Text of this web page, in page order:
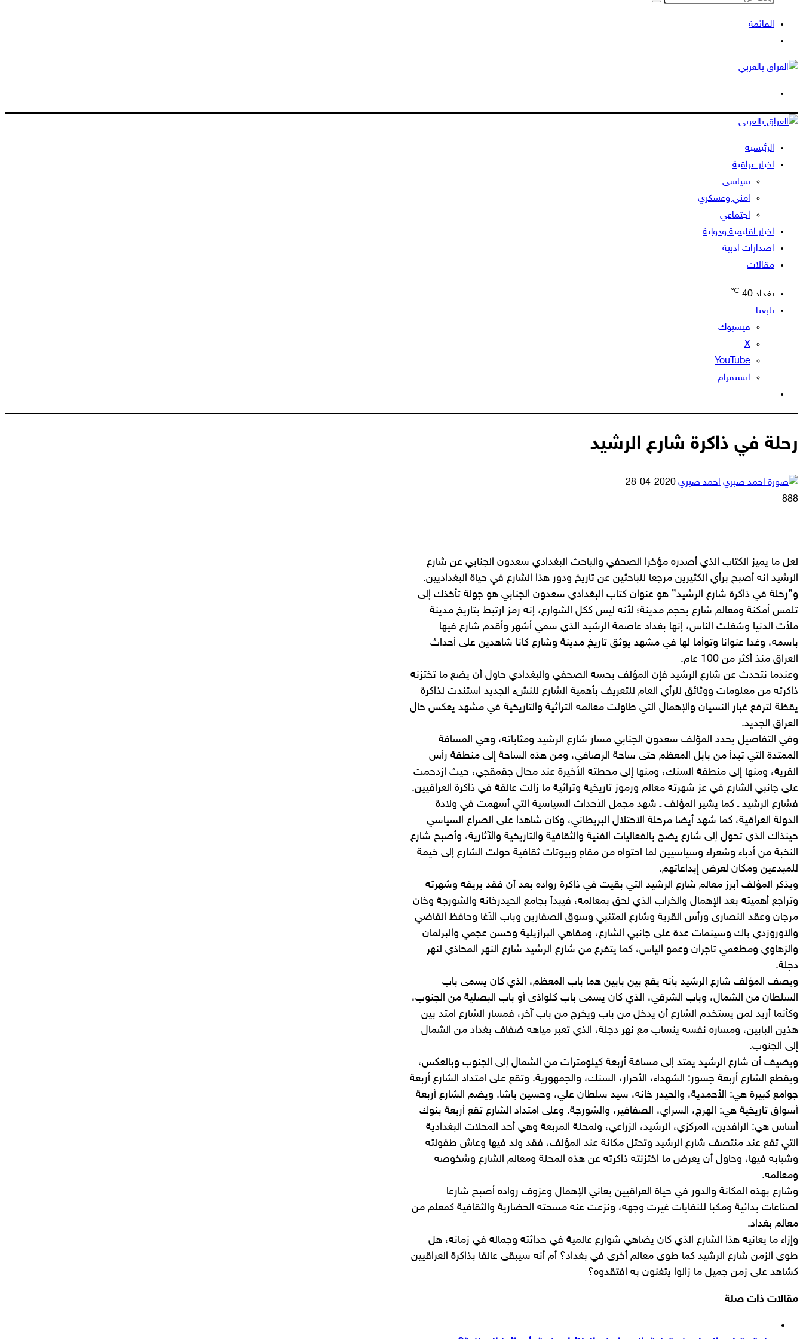
بحث
القائمة
المظلم
الرئيسية
اخبار عراقية
سياسي
امني وعسكري
اجتماعي
اخبار اقليمية ودولية
اصدارات ادبية
مقالات
بغداد 40
℃
تابعنا
فيسبوك
‫X
‫YouTube
انستقرام
المظلم
رحلة في ذاكرة شارع الرشيد
احمد صبري أرسل
2020-04-28
888
لعل ما يميز الكتاب الذي أصدره مؤخرا الصحفي والباحث البغدادي سعدون الجنابي عن شارع
الرشيد انه أصبح برأي الكثيرين مرجعا للباحثين عن تاريخ ودور هذا الشارع في حياة البغداديين.
و”رحلة في ذاكرة شارع الرشيد” هو عنوان كتاب البغدادي سعدون الجنابي هو جولة تأخذك إلى
تلمس أمكنة ومعالم شارع بحجم مدينة؛ لأنه ليس ككل الشوارع، إنه رمز ارتبط بتاريخ مدينة
ملأت الدنيا وشغلت الناس، إنها بغداد عاصمة الرشيد الذي سمي أشهر وأقدم شارع فيها
باسمه، وغدا عنوانا وتوأما لها في مشهد يوثق تاريخ مدينة وشارع كانا شاهدين على أحداث
العراق منذ أكثر من 100 عام.
وعندما نتحدث عن شارع الرشيد فإن المؤلف بحسه الصحفي والبغدادي حاول أن يضع ما تختزنه
ذاكرته من معلومات ووثائق للرأي العام للتعريف بأهمية الشارع للنشء الجديد استندت لذاكرة
يقظة لترفع غبار النسيان والإهمال التي طاولت معالمه التراثية والتاريخية في مشهد يعكس حال
العراق الجديد.
وفي التفاصيل يحدد المؤلف سعدون الجنابي مسار شارع الرشيد ومثاباته، وهي المسافة
الممتدة التي تبدأ من بابل المعظم حتى ساحة الرصافي، ومن هذه الساحة إلى منطقة رأس
القرية، ومنها إلى منطقة السنك، ومنها إلى محطته الأخيرة عند محال جقمقجي، حيث ازدحمت
على جانبي الشارع في عز شهرته معالم ورموز تاريخية وتراثية ما زالت عالقة في ذاكرة العراقيين.
فشارع الرشيد ـ كما يشير المؤلف ـ شهد مجمل الأحداث السياسية التي أسهمت في ولادة
الدولة العراقية، كما شهد أيضا مرحلة الاحتلال البريطاني، وكان شاهدا على الصراع السياسي
حينذاك الذي تحول إلى شارع يضج بالفعاليات الفنية والثقافية والتاريخية والآثارية، وأصبح شارع
النخبة من أدباء وشعراء وسياسيين لما احتواه من مقاهٍ وبيوتات ثقافية حولت الشارع إلى خيمة
للمبدعين ومكان لعرض إبداعاتهم.
ويذكر المؤلف أبرز معالم شارع الرشيد التي بقيت في ذاكرة رواده بعد أن فقد بريقه وشهرته
وتراجع أهميته بعد الإهمال والخراب الذي لحق بمعالمه، فيبدأ بجامع الحيدرخانه والشورجة وخان
مرجان وعقد النصارى ورأس القرية وشارع المتنبي وسوق الصفارين وباب الآغا وحافظ القاضي
والاوروزدي باك وسينمات عدة على جانبي الشارع، ومقاهي البرازيلية وحسن عجمي والبرلمان
والزهاوي ومطعمي تاجران وعمو الياس، كما يتفرع من شارع الرشيد شارع النهر المحاذي لنهر
دجلة.
ويصف المؤلف شارع الرشيد بأنه يقع بين بابين هما باب المعظم، الذي كان يسمى باب
السلطان من الشمال، وباب الشرقي، الذي كان يسمى باب كلواذى أو باب البصلية من الجنوب،
وكأنما أريد لمن يستخدم الشارع أن يدخل من باب ويخرج من باب آخر، فمسار الشارع امتد بين
هذين البابين، ومساره نفسه ينساب مع نهر دجلة، الذي تعبر مياهه ضفاف بغداد من الشمال
إلى الجنوب.
ويضيف أن شارع الرشيد يمتد إلى مسافة أربعة كيلومترات من الشمال إلى الجنوب وبالعكس،
ويقطع الشارع أربعة جسور: الشهداء، الأحرار، السنك، والجمهورية. وتقع على امتداد الشارع أربعة
جوامع كبيرة هي: الأحمدية، والحيدر خانه، سيد سلطان علي، وحسين باشا. ويضم الشارع أربعة
أسواق تاريخية هي: الهرج، السراي، الصفافير، والشورجة. وعلى امتداد الشارع تقع أربعة بنوك
أساس هي: الرافدين، المركزي، الرشيد، الزراعي، ولمحلة المربعة وهي أحد المحلات البغدادية
التي تقع عند منتصف شارع الرشيد وتحتل مكانة عند المؤلف، فقد ولد فيها وعاش طفولته
وشبابه فيها، وحاول أن يعرض ما اختزنته ذاكرته عن هذه المحلة ومعالم الشارع وشخوصه
ومعالمه.
وشارع بهذه المكانة والدور في حياة العراقيين يعاني الإهمال وعزوف رواده أصبح شارعا
لصناعات بدائية ومكبا للنفايات غيرت وجهه، ونزعت عنه مسحته الحضارية والثقافية كمعلم من
معالم بغداد.
وإزاء ما يعانيه هذا الشارع الذي كان يضاهي شوارع عالمية في حداثته وجماله في زمانه، هل
طوى الزمن شارع الرشيد كما طوى معالم أخرى في بغداد؟ أم أنه سيبقى عالقا بذاكرة العراقيين
كشاهد على زمن جميل ما زالوا يتغنون به افتقدوه؟
مقالات ذات صلة